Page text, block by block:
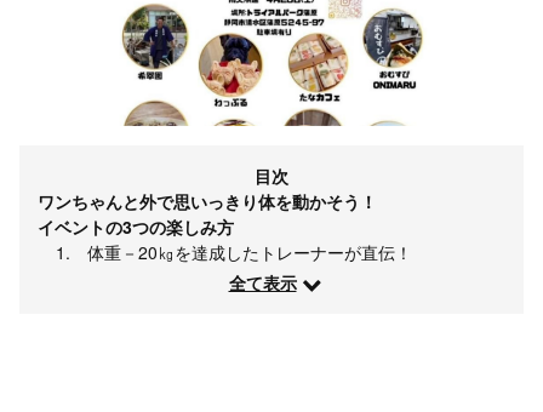
目次
ワンちゃんと外で思いっきり体を動かそう！
イベントの3つの楽しみ方
1. 体重－20㎏を達成したトレーナーが直伝！
全て表示